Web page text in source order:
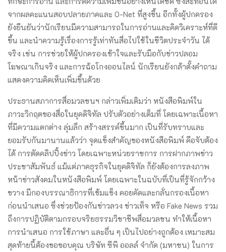
จากผลคะแนนสอบปลายภาคและ O-Net ที่สูงขึ้น อีกทั้งผู้ปกครอง
ยังยืนยันว่านักเรียนมีความสามารถในการอ่านและคิดวิเคราะห์ที่ดี
ขึ้น และนำความรู้เรื่องการรู้เท่าทันสื่อไปใช้ในชีวิตประจำวัน ได้
จริง เช่น การช่วยให้ผู้ปกครองเข้าใจและรับมือกับข่าวปลอม
โฆษณาเกินจริง และการฉ้อโกงออนไลน์ นักเรียนยังกล้าตั้งคำถาม
แสดงความคิดเห็นเพิ่มขึ้นด้วย
ประธานสภาการสื่อมวลชนฯ กล่าวเพิ่มเติมว่า หนังสือพิมพ์ใน
ภาวะวิกฤตของสื่อในยุคดิจิทัล ปรับตัวอย่างเต็มที่ โดยเฉพาะเนื้อหา
ที่มีความแตกต่าง ลุ่มลึก สร้างสรรค์ขึ้นมาก เป็นที่รับทราบและ
ยอมรับกันมานานแล้วว่า จุดแข็งสำคัญของหนังสือพิมพ์ คือจับต้อง
ได้ การตัดคลิปปิ้งข่าว โดยเฉพาะหน่วยราชการ การฝากภาพข่าว
ประชาสัมพันธ์ แม้แต่ภาคธุรกิจในยุคดิจิทัล ก็ยังต้องการลงภาพ
หน้าข่าวสังคมในหนังสือพิมพ์ โดยเฉพาะในฉบับที่เป็นที่รู้จักกว้าง
ขวาง มีกองบรรณาธิการที่เข้มแข็ง คอยคัดและกลั่นกรองเนื้อหา
ก่อนนำเสนอ ซึ่งช่วยป้องกันข่าวลวง ข่าวเท็จ หรือ Fake News รวม
ถึงการปฏิบัติตามกรอบจริยธรรมวิชาชีพสื่อมวลชน ทำให้เนื้อหา
การนำเสนอ การใช้ภาษา และอื่น ๆ เป็นไปอย่างถูกต้อง เหมาะสม
สุดท้ายนี้ต้องขอขอบคุณ บริษัท ซีพี ออลล์ จำกัด (มหาชน) ในการ